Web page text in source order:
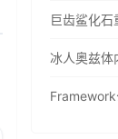
巨齿鲨化
冰人奥兹